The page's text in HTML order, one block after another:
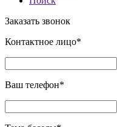
Заказать звонок
Контактное лицо*
Ваш телефон*